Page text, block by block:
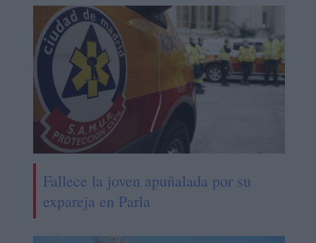
Fallece la joven apuñalada por su
expareja en Parla